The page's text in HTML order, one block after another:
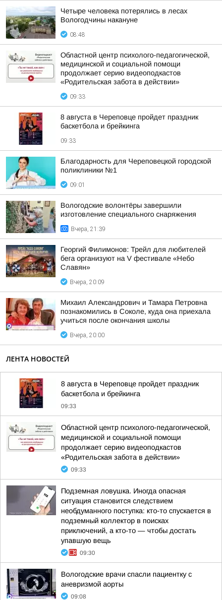
Четыре человека потерялись в лесах
Вологодчины накануне
08:48
Областной центр психолого-педагогической,
медицинской и социальной помощи
продолжает серию видеоподкастов
«Родительская забота в действии»
09:33
8 августа в Череповце пройдет праздник
баскетбола и брейкинга
09:33
Благодарность для Череповецкой городской
поликлиники №1
09:01
Вологодские волонтёры завершили
изготовление специального снаряжения
Вчера, 21:39
Георгий Филимонов: Трейл для любителей
бега организуют на V фестивале «Небо
Славян»
Вчера, 20:09
Михаил Александрович и Тамара Петровна
познакомились в Соколе, куда она приехала
учиться после окончания школы
Вчера, 20:00
ЛЕНТА НОВОСТЕЙ
8 августа в Череповце пройдет праздник
баскетбола и брейкинга
09:33
Областной центр психолого-педагогической,
медицинской и социальной помощи
продолжает серию видеоподкастов
«Родительская забота в действии»
09:33
Подземная ловушка. Иногда опасная
ситуация становится следствием
необдуманного поступка: кто-то спускается в
подземный коллектор в поисках
приключений, а кто-то — чтобы достать
упавшую вещь
09:30
Вологодские врачи спасли пациентку с
аневризмой аорты
09:08